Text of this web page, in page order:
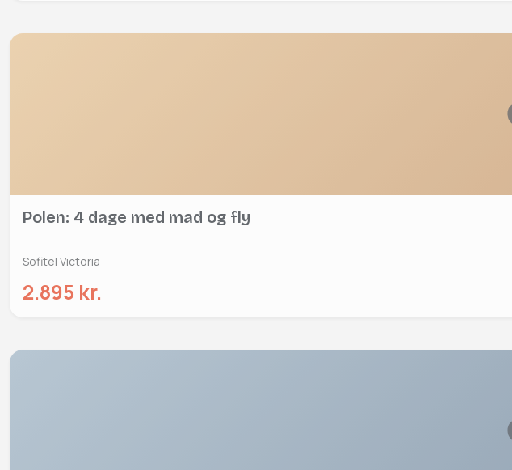
Polen: 4 dage med mad og fly
Sofitel Victoria
2.895 kr.